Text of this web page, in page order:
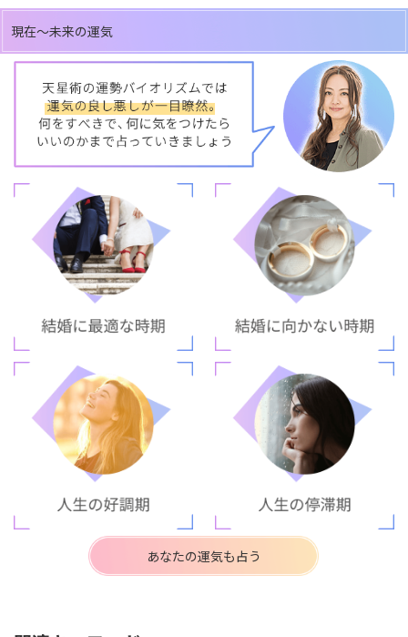
現在～未来の運気
あなたの運気も占う